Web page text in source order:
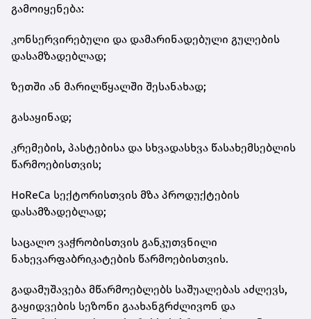
გამოიყენება:
კონსერვირებული და დამარინადებული გულების
დასამზადებლად;
ზეთში ან მარილწყალში შესანახად;
გასაყინად;
კრემების, პასტებისა და სხვადასხვა წასახემსებლის
წარმოებისთვის;
HoReCa სექტორისთვის მზა პროდუქტების
დასამზადებლად;
საცალო ვაჭრობისთვის განკუთვნილი
ნახევარფაბრიკატების წარმოებისთვის.
გადამუშავება მწარმოებლებს საშუალებას აძლევს,
გაყიდვების სეზონი გაახანგრძლივონ და